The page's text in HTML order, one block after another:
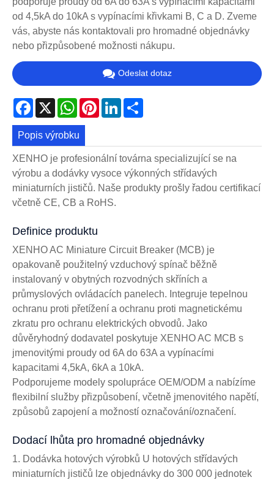
od 4,5kA do 10kA s vypínacími křivkami B, C a D. Zveme
vás, abyste nás kontaktovali pro hromadné objednávky
nebo přizpůsobené možnosti nákupu.
Odeslat dotaz
Facebook
X WhatsApp
PinterestLinkedIn
Popis výrobku
XENHO je profesionální továrna specializující se na
výrobu a dodávky vysoce výkonných střídavých
miniaturních jističů. Naše produkty prošly řadou certifikací
včetně CE, CB a RoHS.
Definice produktu
XENHO AC Miniature Circuit Breaker (MCB) je
opakovaně použitelný vzduchový spínač běžně
instalovaný v obytných rozvodných skříních a
průmyslových ovládacích panelech. Integruje tepelnou
ochranu proti přetížení a ochranu proti magnetickému
zkratu pro ochranu elektrických obvodů. Jako
důvěryhodný dodavatel poskytuje XENHO AC MCB s
jmenovitými proudy od 6A do 63A a vypínacími
kapacitami 4,5kA, 6kA a 10kA.
Podporujeme modely spolupráce OEM/ODM a nabízíme
flexibilní služby přizpůsobení, včetně jmenovitého napětí,
způsobů zapojení a možností označování/označení.
Dodací lhůta pro hromadné objednávky
1. Dodávka hotových výrobků U hotových střídavých
miniaturních jističů lze objednávky do 300 000 jednotek